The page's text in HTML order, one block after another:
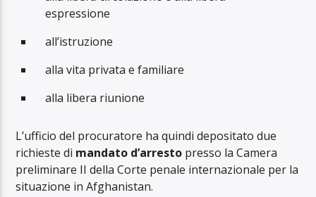
espressione
all’istruzione
alla vita privata e familiare
alla libera riunione
L’ufficio del procuratore ha quindi depositato due
richieste di mandato d’arresto presso la Camera
preliminare II della Corte penale internazionale per la
situazione in Afghanistan.